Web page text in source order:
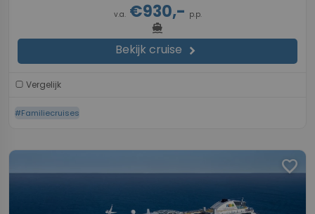
v.a.€930,- p.p.
directions_boat
Bekijk cruise chevron_right
Vergelijk
#Familiecruises
favorite